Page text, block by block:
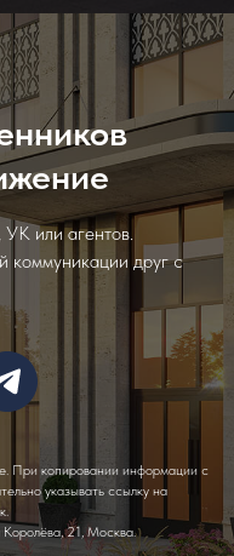
или агентов.
коммуникации друг с
При копировании информации с
указывать ссылку на
21, Москва.